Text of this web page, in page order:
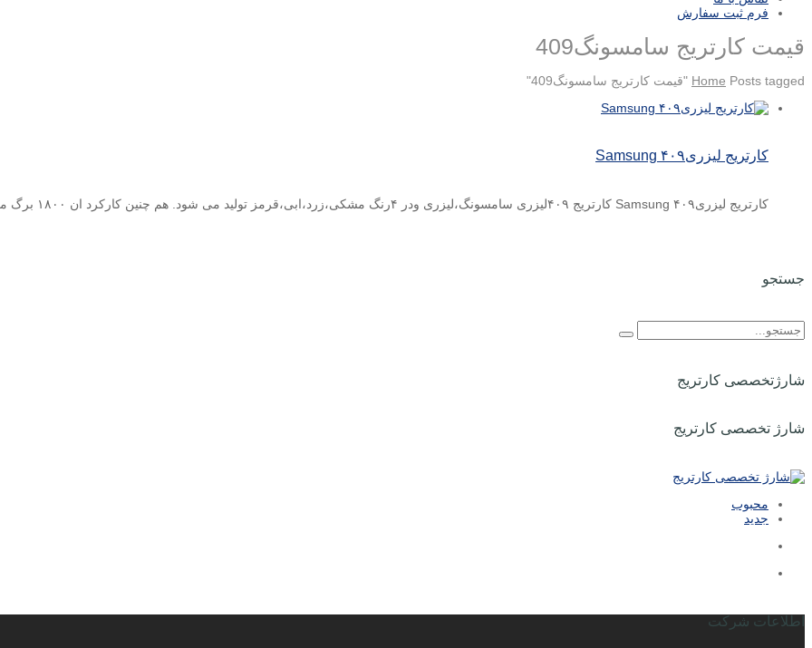
فرم ثبت سفارش
قیمت کارتریج سامسونگ409
Home Posts tagged "قیمت کارتریج سامسونگ409"
کارتریج لیزری۴۰۹ Samsung
کارتریج لیزری۴۰۹ Samsung کارتریج ۴۰۹لیزری سامسونگ،لیزری ودر ۴رنگ مشکی،زرد،ابی،قرمز تولید می شود. هم چنین کارکرد ان ۱۸۰۰ برگ می ...
جستجو
شارژتخصصی کارتریج
شارژ تخصصی کارتریج
محبوب
جدید
اطلاعات شرکت